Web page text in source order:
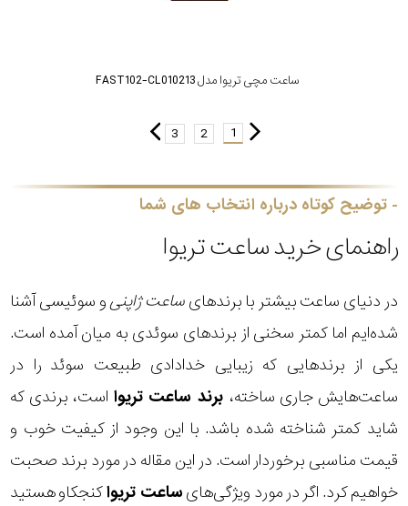
ساعت مچی تریوا مدل FAST102-CL010213
1
2
3
توضیح کوتاه درباره انتخاب های شما
راهنمای خرید ساعت تریوا
در دنیای ساعت بیشتر با برندهایساعت ژاپنیو سوئیسی آشنا
شده‌ایم اما کمتر سخنی از برندهای سوئدی به میان آمده است.
یکی از برندهایی که زیبایی خدادادی طبیعت سوئد را در
ساعت‌هایش جاری ساخته، برند ساعت تریوا است، برندی که
شاید کمتر شناخته شده باشد. با این وجود از کیفیت خوب و
قیمت مناسبی برخوردار است. در این مقاله در مورد برند صحبت
خواهیم کرد. اگر در مورد ویژگی‌هایساعت تریواکنجکاو هستید